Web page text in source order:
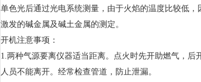
单色光后通过光电系统测量，由于火焰的温度比较低
激发的碱金属及碱土金属的测定。
开机注意事项：
1.两种气源要离仪器适当距离。点火时先开助燃气，
人员不能离开。经常检查管道，防止泄漏。